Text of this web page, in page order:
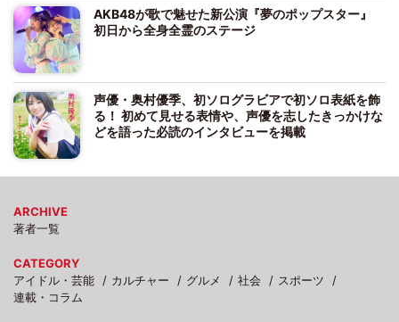
AKB48が歌で魅せた新公演『夢のポップスター』
初日から全身全霊のステージ
声優・奥村優季、初ソログラビアで初ソロ表紙を飾
る！ 初めて見せる表情や、声優を志したきっかけな
どを語った必読のインタビューを掲載
ARCHIVE
著者一覧
CATEGORY
アイドル・芸能
カルチャー グルメ 社会
スポーツ
連載・コラム